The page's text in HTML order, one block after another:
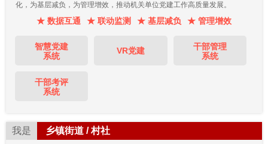
化，为基层减负，为管理增效，推动机关单位党建工作高质量发展。
★ 数据互通 ★ 联动监测 ★ 基层减负 ★ 管理增效
智慧党建
系统
VR党建
干部管理
系统
干部考评
系统
我是 乡镇街道 / 村社